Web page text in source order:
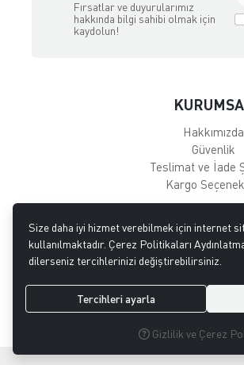
Fırsatlar ve duyurularımız
hakkında bilgi sahibi olmak için
kaydolun!
Hakkımızda
Güvenlik
Teslimat ve İade
Kargo
GÜVENLİ ALIŞVERİŞ
Size daha iyi hizmet verebilmek için internet
kullanılmaktadır. Çerez Politikaları
dilerseniz tercihlerinizi değiştirebilirsiniz.
Tercihleri ayarla
Gizlilik ve Çerez